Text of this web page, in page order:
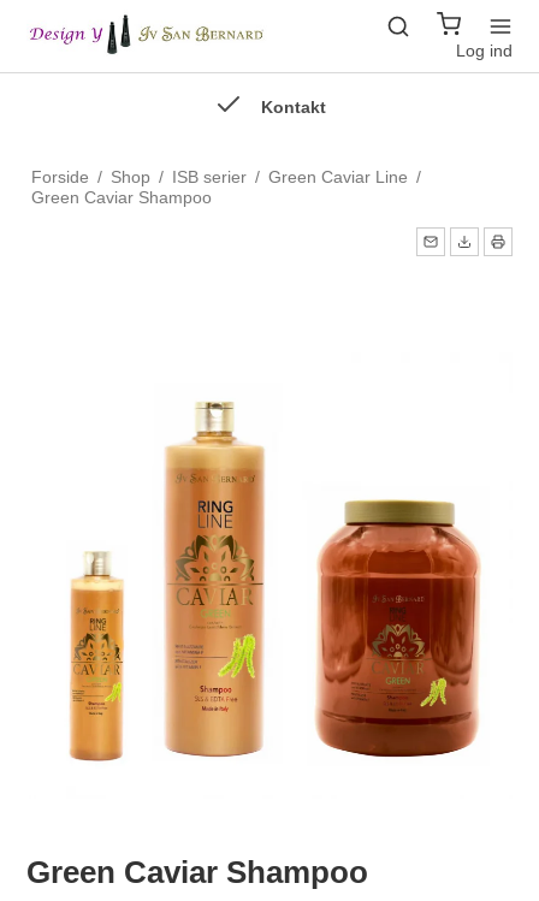
Log ind
Kontakt
Forside / Shop / ISB serier / Green Caviar Line /
Green Caviar Shampoo
Green Caviar Shampoo